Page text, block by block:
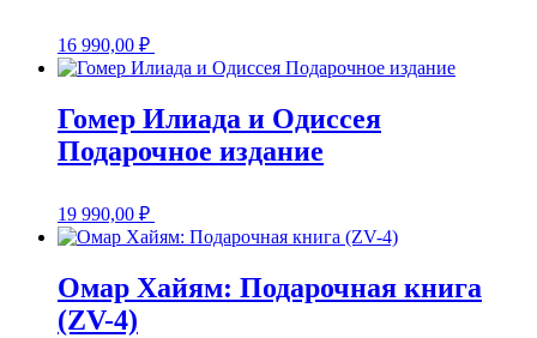
16 990,00 ₽
Гомер Илиада и Одиссея
Подарочное издание
19 990,00 ₽
Омар Хайям: Подарочная книга
(ZV-4)